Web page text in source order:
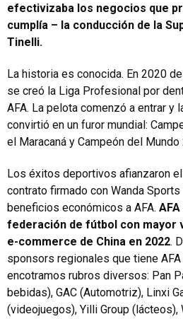
efectivizaba los negocios que
cumplía – la conducción de la
Tinelli.
La historia es conocida. En 2020
se creó la Liga Profesional por
AFA. La pelota comenzó a entrar y
convirtió en un furor mundial:
el Maracaná y Campeón del Mundo
Los éxitos deportivos afianzaron el
contrato firmado con Wanda
beneficios económicos a AFA.
federación de fútbol con mayor
e-commerce de China en 2022.
sponsors regionales que tiene
encotramos rubros diversos: Pan
bebidas), GAC (Automotriz), Linxi
(videojuegos), Yilli Group